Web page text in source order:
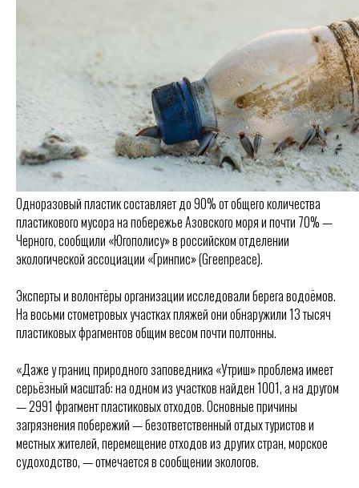
Одноразовый пластик составляет до 90% от общего количества
пластикового мусора на побережье Азовского моря и почти 70% —
Черного, сообщили «Югополису» в российском отделении
экологической ассоциации «Гринпис» (Greenpeace).
Эксперты и волонтёры организации исследовали берега водоёмов.
На восьми стометровых участках пляжей они обнаружили 13 тысяч
пластиковых фрагментов общим весом почти полтонны.
«Даже у границ природного заповедника «Утриш» проблема имеет
серьёзный масштаб: на одном из участков найден 1001, а на другом
— 2991 фрагмент пластиковых отходов. Основные причины
загрязнения побережий — безответственный отдых туристов и
местных жителей, перемещение отходов из других стран, морское
судоходство, — отмечается в сообщении экологов.